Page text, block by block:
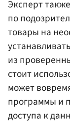
Эксперт
по
товары на
из
стоит
может
программы и
доступа к